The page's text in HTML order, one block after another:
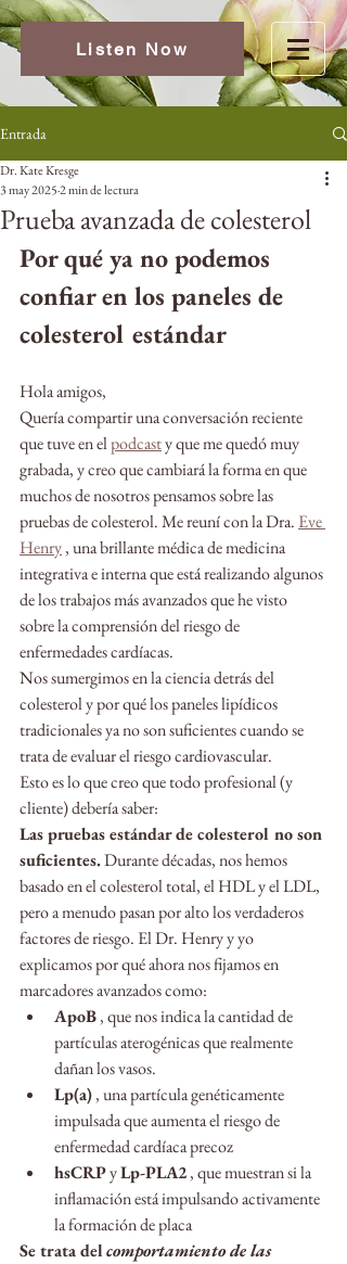
Listen Now
Entrada
Prueba avanzada de colesterol
Dr. Kate Kresge
3 may 20252 min de lectura
Por qué ya no podemos
confiar en los paneles de
colesterol estándar
Hola amigos,
Quería compartir una conversación reciente
que tuve en el podcast y que me quedó muy
grabada, y creo que cambiará la forma en que
muchos de nosotros pensamos sobre las
pruebas de colesterol. Me reuní con la Dra. Eve
Henry , una brillante médica de medicina
integrativa e interna que está realizando algunos
de los trabajos más avanzados que he visto
sobre la comprensión del riesgo de
enfermedades cardíacas.
Nos sumergimos en la ciencia detrás del
colesterol y por qué los paneles lipídicos
tradicionales ya no son suficientes cuando se
trata de evaluar el riesgo cardiovascular.
Esto es lo que creo que todo profesional (y
cliente) debería saber:
Las pruebas estándar de colesterol no son
suficientes. Durante décadas, nos hemos
basado en el colesterol total, el HDL y el LDL,
pero a menudo pasan por alto los verdaderos
factores de riesgo. El Dr. Henry y yo
explicamos por qué ahora nos fijamos en
marcadores avanzados como:
ApoB , que nos indica la cantidad de
partículas aterogénicas que realmente
dañan los vasos.
Lp(a) , una partícula genéticamente
impulsada que aumenta el riesgo de
enfermedad cardíaca precoz
hsCRP y Lp-PLA2 , que muestran si la
inflamación está impulsando activamente
la formación de placa
Se trata delcomportamiento de las